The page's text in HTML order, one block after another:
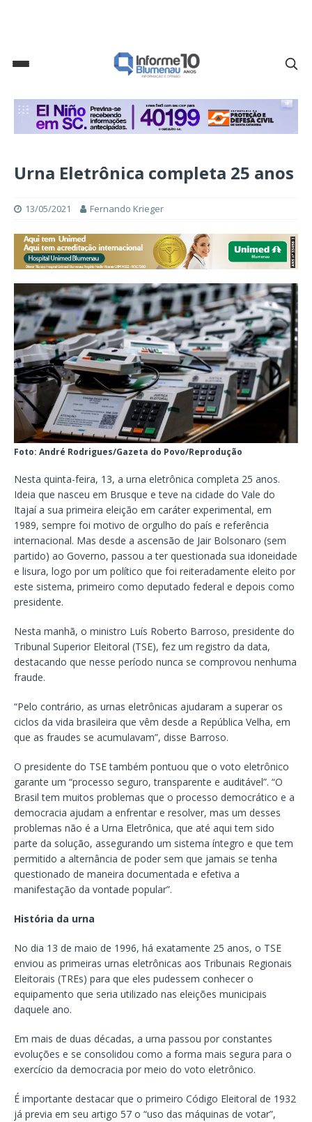
Urna Eletrônica completa 25 anos
13/05/2021 Fernando Krieger
Foto: André Rodrigues/Gazeta do Povo/Reprodução
Nesta quinta-feira, 13, a urna eletrônica completa 25 anos.
Ideia que nasceu em Brusque e teve na cidade do Vale do
Itajaí a sua primeira eleição em caráter experimental, em
1989, sempre foi motivo de orgulho do país e referência
internacional. Mas desde a ascensão de Jair Bolsonaro (sem
partido) ao Governo, passou a ter questionada sua idoneidade
e lisura, logo por um político que foi reiteradamente eleito por
este sistema, primeiro como deputado federal e depois como
presidente.
Nesta manhã, o ministro Luís Roberto Barroso, presidente do
Tribunal Superior Eleitoral (TSE), fez um registro da data,
destacando que nesse período nunca se comprovou nenhuma
fraude.
“Pelo contrário, as urnas eletrônicas ajudaram a superar os
ciclos da vida brasileira que vêm desde a República Velha, em
que as fraudes se acumulavam”, disse Barroso.
O presidente do TSE também pontuou que o voto eletrônico
garante um “processo seguro, transparente e auditável”. “O
Brasil tem muitos problemas que o processo democrático e a
democracia ajudam a enfrentar e resolver, mas um desses
problemas não é a Urna Eletrônica, que até aqui tem sido
parte da solução, assegurando um sistema íntegro e que tem
permitido a alternância de poder sem que jamais se tenha
questionado de maneira documentada e efetiva a
manifestação da vontade popular”.
História da urna
No dia 13 de maio de 1996, há exatamente 25 anos, o TSE
enviou as primeiras urnas eletrônicas aos Tribunais Regionais
Eleitorais (TREs) para que eles pudessem conhecer o
equipamento que seria utilizado nas eleições municipais
daquele ano.
Em mais de duas décadas, a urna passou por constantes
evoluções e se consolidou como a forma mais segura para o
exercício da democracia por meio do voto eletrônico.
É importante destacar que o primeiro Código Eleitoral de 1932
já previa em seu artigo 57 o “uso das máquinas de votar”,